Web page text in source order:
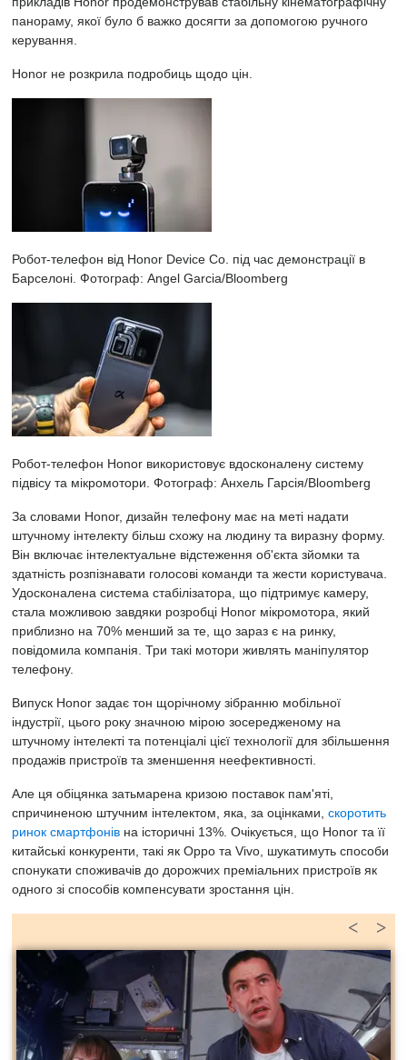
панораму, якої було б важко досягти за допомогою ручного
керування.
Honor не розкрила подробиць щодо цін.
Робот-телефон від Honor Device Co. під час демонстрації в
Барселоні. Фотограф: Angel Garcia/Bloomberg
Робот-телефон Honor використовує вдосконалену систему
підвісу та мікромотори. Фотограф: Анхель Гарсія/Bloomberg
За словами Honor, дизайн телефону має на меті надати
штучному інтелекту більш схожу на людину та виразну форму.
Він включає інтелектуальне відстеження об'єкта зйомки та
здатність розпізнавати голосові команди та жести користувача.
Удосконалена система стабілізатора, що підтримує камеру,
стала можливою завдяки розробці Honor мікромотора, який
приблизно на 70% менший за те, що зараз є на ринку,
повідомила компанія. Три такі мотори живлять маніпулятор
телефону.
Випуск Honor задає тон щорічному зібранню мобільної
індустрії, цього року значною мірою зосередженому на
штучному інтелекті та потенціалі цієї технології для збільшення
продажів пристроїв та зменшення неефективності.
Але ця обіцянка затьмарена кризою поставок пам'яті,
спричиненою штучним інтелектом, яка, за оцінками, скоротить
ринок смартфонів на історичні 13%. Очікується, що Honor та її
китайські конкуренти, такі як Oppo та Vivo, шукатимуть способи
спонукати споживачів до дорожчих преміальних пристроїв як
одного зі способів компенсувати зростання цін.
>
<